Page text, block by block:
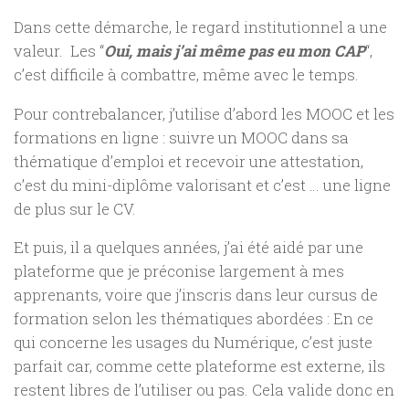
Dans cette démarche, le regard institutionnel a une
valeur. Les “Oui, mais j’ai même pas eu mon CAP“,
c’est difficile à combattre, même avec le temps.
Pour contrebalancer, j’utilise d’abord les MOOC et les
formations en ligne : suivre un MOOC dans sa
thématique d’emploi et recevoir une attestation,
c’est du mini-diplôme valorisant et c’est … une ligne
de plus sur le CV.
Et puis, il a quelques années, j’ai été aidé par une
plateforme que je préconise largement à mes
apprenants, voire que j’inscris dans leur cursus de
formation selon les thématiques abordées : En ce
qui concerne les usages du Numérique, c’est juste
parfait car, comme cette plateforme est externe, ils
restent libres de l’utiliser ou pas. Cela valide donc en